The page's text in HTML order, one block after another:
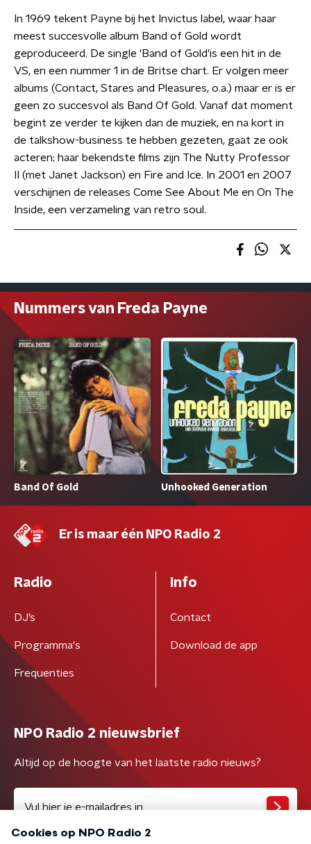
In 1969 tekent Payne bij het Invictus label, waar haar
meest succesvolle album Band of Gold wordt
geproduceerd. De single 'Band of Gold'is een hit in de
VS, en een nummer 1 in de Britse chart. Er volgen meer
albums (Contact, Stares and Pleasures, o.a.) maar er is er
geen zo succesvol als Band Of Gold. Vanaf dat moment
begint ze verder te kijken dan de muziek, en na kort in
de talkshow-business te hebben gezeten, gaat ze ook
acteren; haar bekendste films zijn The Nutty Professor
II (met Janet Jackson) en Fire and Ice. In 2001 en 2007
verschijnen de releases Come See About Me en On The
Inside, een verzameling van retro soul.
Nummers van Freda Payne
Band Of Gold Unhooked Generation
Er is maar één NPO Radio 2
Radio
DJ’s
Programma's
Frequenties
Info
Contact
Download de app
NPO Radio 2 nieuwsbrief
Altijd op de hoogte van het laatste radio nieuws?